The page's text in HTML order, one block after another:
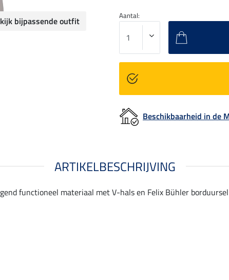
bijpassende outfit Aantal:
Beschikbaarheid in de
ARTIKELBESCHRIJVING
functioneel materiaal met V-hals en Felix Bühler borduursel